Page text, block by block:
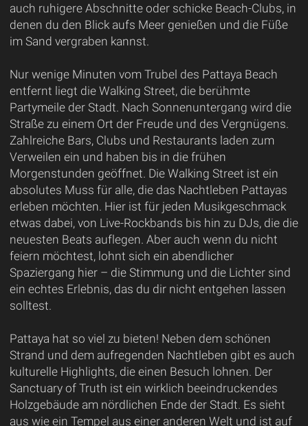
auch ruhigere Abschnitte oder schicke Beach-Clubs, in
denen du den Blick aufs Meer genießen und die Füße
im Sand vergraben kannst.
Nur wenige Minuten vom Trubel des Pattaya Beach
entfernt liegt die Walking Street, die berühmte
Partymeile der Stadt. Nach Sonnenuntergang wird die
Straße zu einem Ort der Freude und des Vergnügens.
Zahlreiche Bars, Clubs und Restaurants laden zum
Verweilen ein und haben bis in die frühen
Morgenstunden geöffnet. Die Walking Street ist ein
absolutes Muss für alle, die das Nachtleben Pattayas
erleben möchten. Hier ist für jeden Musikgeschmack
etwas dabei, von Live-Rockbands bis hin zu DJs, die die
neuesten Beats auflegen. Aber auch wenn du nicht
feiern möchtest, lohnt sich ein abendlicher
Spaziergang hier – die Stimmung und die Lichter sind
ein echtes Erlebnis, das du dir nicht entgehen lassen
solltest.
Pattaya hat so viel zu bieten! Neben dem schönen
Strand und dem aufregenden Nachtleben gibt es auch
kulturelle Highlights, die einen Besuch lohnen. Der
Sanctuary of Truth ist ein wirklich beeindruckendes
Holzgebäude am nördlichen Ende der Stadt. Es sieht
aus wie ein Tempel aus einer anderen Welt und ist auf